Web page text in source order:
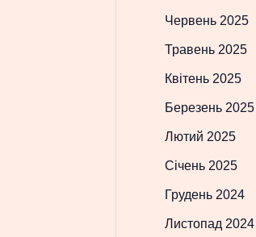
Червень 2025
Травень 2025
Квітень 2025
Березень 2025
Лютий 2025
Січень 2025
Грудень 2024
Листопад 2024